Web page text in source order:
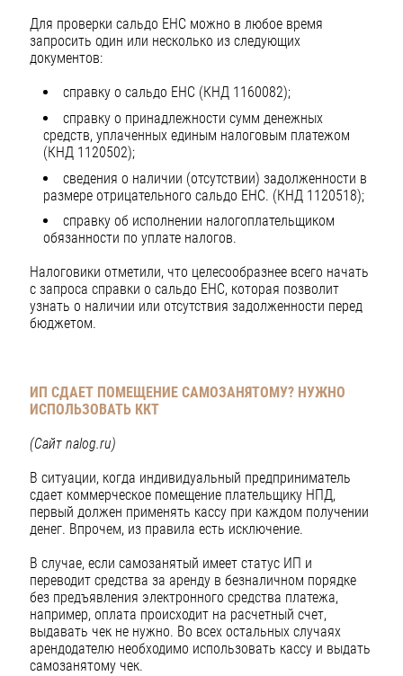
Для проверки сальдо ЕНС можно в любое время
запросить один или несколько из следующих
документов:
справку о сальдо ЕНС (КНД 1160082);
справку о принадлежности сумм денежных
средств, уплаченных единым налоговым платежом
(КНД 1120502);
сведения о наличии (отсутствии) задолженности в
размере отрицательного сальдо ЕНС. (КНД 1120518);
справку об исполнении налогоплательщиком
обязанности по уплате налогов.
Налоговики отметили, что целесообразнее всего начать
с запроса справки о сальдо ЕНС, которая позволит
узнать о наличии или отсутствия задолженности перед
бюджетом.
ИП СДАЕТ ПОМЕЩЕНИЕ САМОЗАНЯТОМУ? НУЖНО
ИСПОЛЬЗОВАТЬ ККТ
(Сайт nalog.ru)
В ситуации, когда индивидуальный предприниматель
сдает коммерческое помещение плательщику НПД,
первый должен применять кассу при каждом получении
денег. Впрочем, из правила есть исключение.
В случае, если самозанятый имеет статус ИП и
переводит средства за аренду в безналичном порядке
без предъявления электронного средства платежа,
например, оплата происходит на расчетный счет,
выдавать чек не нужно. Во всех остальных случаях
арендодателю необходимо использовать кассу и выдать
самозанятому чек.